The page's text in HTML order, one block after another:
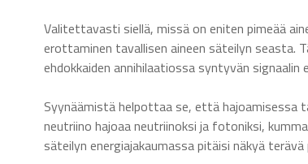
Valitettavasti siellä, missä on eniten pimeää
erottaminen tavallisen aineen säteilyn seasta.
ehdokkaiden annihilaatiossa syntyvän signaalin
Syynäämistä helpottaa se, että hajoamisessa
neutriino hajoaa neutriinoksi ja fotoniksi,
säteilyn energiajakaumassa pitäisi näkyä terävä